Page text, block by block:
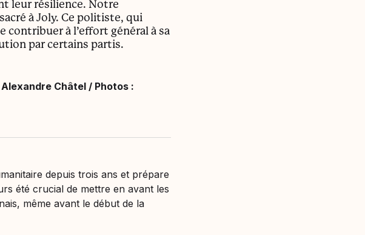
leur résilience. Notre
à Joly. Ce politiste, qui
contribuer à l’effort général à sa
par certains partis.
Châtel / Photos :
depuis trois ans et prépare
été crucial de mettre en avant les
même avant le début de la